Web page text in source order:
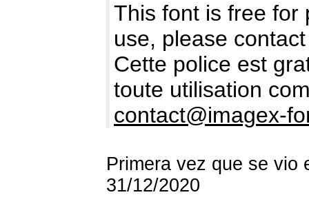
This font is free for
use, please
Cette police est
toute utilisation
contact@imagex-
Primera vez que se vio
31/12/2020